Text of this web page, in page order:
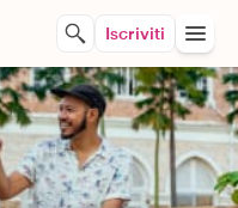
Iscriviti